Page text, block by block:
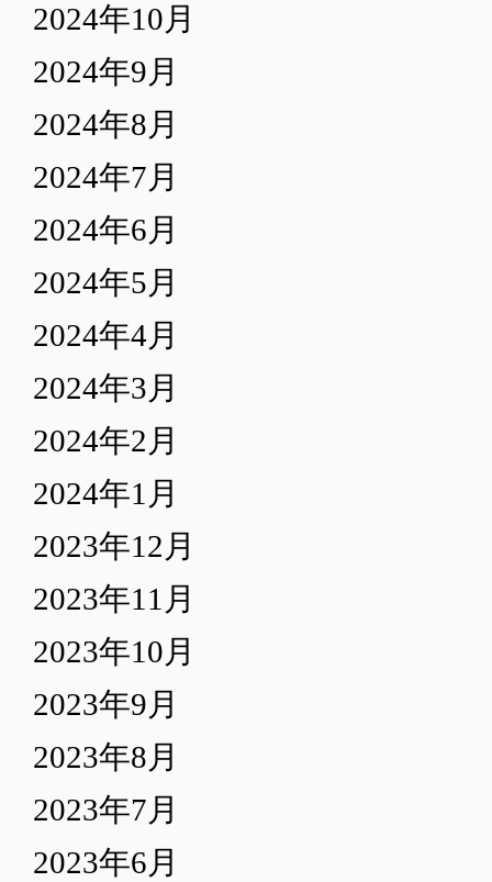
2024年10月
2024年9月
2024年8月
2024年7月
2024年6月
2024年5月
2024年4月
2024年3月
2024年2月
2024年1月
2023年12月
2023年11月
2023年10月
2023年9月
2023年8月
2023年7月
2023年6月